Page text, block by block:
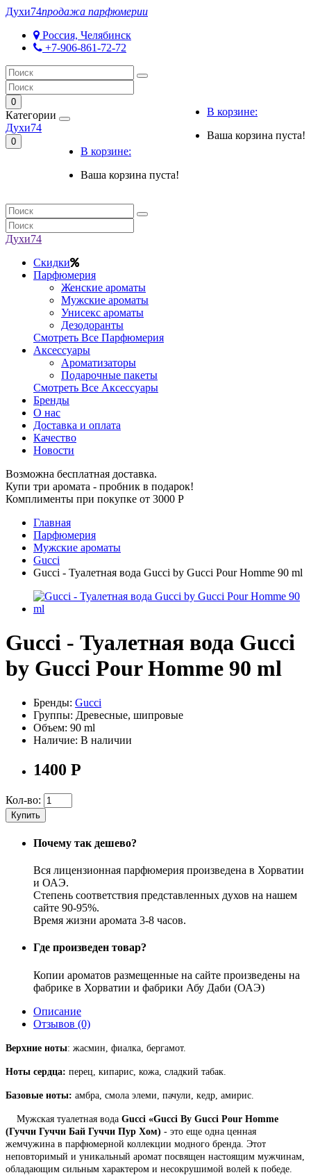
Духи74продажа парфюмерии
Россия, Челябинск
+7-906-861-72-72
0
В корзине:
Ваша корзина пуста!
Категории
Духи74
0
В корзине:
Ваша корзина пуста!
Духи74
Скидки
Парфюмерия
Женские ароматы
Мужские ароматы
Унисекс ароматы
Дезодоранты
Смотреть Все Парфюмерия
Аксессуары
Ароматизаторы
Подарочные пакеты
Смотреть Все Аксессуары
Бренды
О нас
Доставка и оплата
Качество
Новости
Возможна бесплатная доставка.
Купи три аромата - пробник в подарок!
Комплименты при покупке от 3000 Р
Главная
Парфюмерия
Мужские ароматы
Gucci
Gucci - Туалетная вода Gucci by Gucci Pour Homme 90 ml
Gucci - Туалетная вода Gucci
by Gucci Pour Homme 90 ml
Бренды: Gucci
Группы: Древесные, шипровые
Объем: 90 ml
Наличие: В наличии
1400 Р
Кол-во:
Купить
Почему так дешево?
Вся лицензионная парфюмерия произведена в Хорватии
и ОАЭ.
Степень соответствия представленных духов на нашем
сайте 90-95%.
Время жизни аромата 3-8 часов.
Где произведен товар?
Копии ароматов размещенные на сайте произведены на
фабрике в Хорватии и фабрики Абу Даби (ОАЭ)
Описание
Отзывов (0)
Верхние ноты: жасмин, фиалка, бергамот.
Ноты сердца: перец, кипарис, кожа, сладкий табак.
Базовые ноты: амбра, смола элеми, пачули, кедр, амирис.
Мужская туалетная вода Gucci «Gucci By Gucci Pour Homme
(Гуччи Гуччи Бай Гуччи Пур Хом) - это еще одна ценная
жемчужина в парфюмерной коллекции модного бренда. Этот
неповторимый и уникальный аромат посвящен настоящим мужчинам,
обладающим сильным характером и несокрушимой волей к победе.